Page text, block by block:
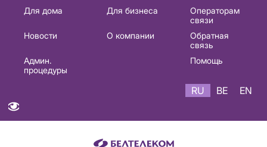
Основная
навигация
Для дома Для бизнеса
Операторам
связи
Новости
О компании
Обратная
связь
Админ.
процедуры
Помощь
RU BE EN